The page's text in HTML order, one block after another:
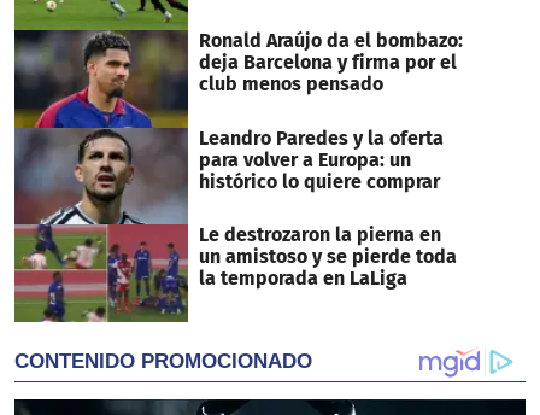
Ronald Araújo da el bombazo:
deja Barcelona y firma por el
club menos pensado
Leandro Paredes y la oferta
para volver a Europa: un
histórico lo quiere comprar
Le destrozaron la pierna en
un amistoso y se pierde toda
la temporada en LaLiga